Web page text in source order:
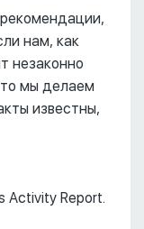
нам, как
незаконно
мы делаем
известны,
Activity Report.